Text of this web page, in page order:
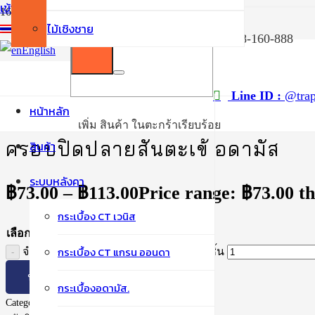
เข้าสู่ระบบ / สมัครสมาชิก
English
เพิ่ม สินค้า ในตะกร้าเรียบร้อย
038-160-888
Line ID :
ไม้เชิงชาย
หน้าหลัก
สินค้า
ระบบหลังคา
กระเบื้อง CT เวนิส
กระเบื้อง CT แกรน ออนดา
กระเบื้องอดามัส.
หน้าแรก
ครอบปิดปลายสันตะเข้ อดามัส
ครอบปิดปลายสันตะเข้ อดามัส
฿73.00 – ฿113.00Price range: ฿73.00
เลือกสี
จำนวน ครอบปิดปลายสันตะเข้ อดามัส ชิ้น
หยิบใส่ตะกร้า
Category: